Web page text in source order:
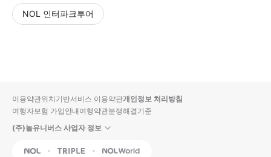
NOL 인터파크투어
입니
다.
순
상
이용약관위치기반서비스 이용약관개인정보 처리방침
여행자보험 가입안내여행약관분쟁해결기준
(주)놀유니버스 사업자 정보
NOL Triple Interpark Global